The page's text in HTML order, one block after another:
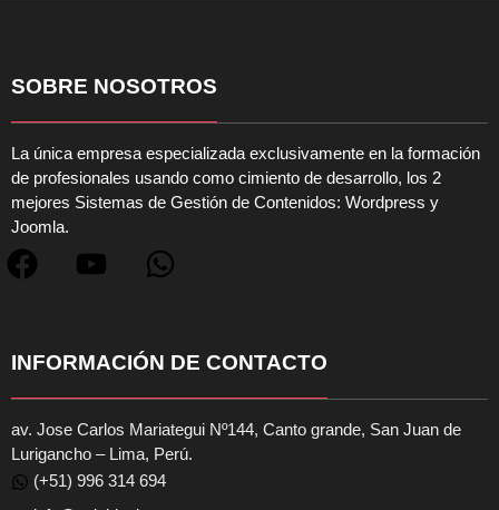
SOBRE NOSOTROS
La única empresa especializada exclusivamente en la formación
de profesionales usando como cimiento de desarrollo, los 2
mejores Sistemas de Gestión de Contenidos: Wordpress y
Joomla.
INFORMACIÓN DE CONTACTO
av. Jose Carlos Mariategui Nº144, Canto grande, San Juan de
Lurigancho – Lima, Perú.
(+51) 996 314 694